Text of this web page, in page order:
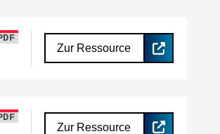
Zur Ressource
Zur Ressource